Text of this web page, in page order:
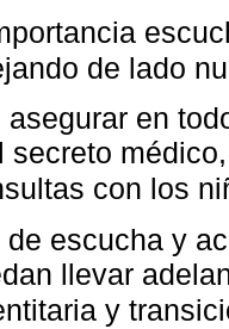
de lado
asegurar en
secreto
con los
de escucha y
llevar
y